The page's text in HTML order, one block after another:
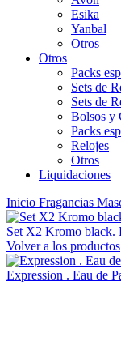
Esika
Yanbal
Otros
Otros
Packs
Sets de
Sets de
Bolsos y
Packs
Relojes
Otros
Liquidaciones
Inicio Fragancias
Set X2 Kromo black.
Volver a los productos
Expression . Eau de